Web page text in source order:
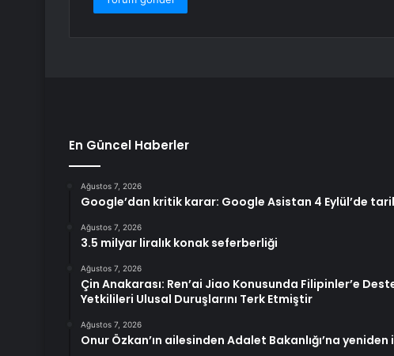
En Güncel Haberler
Ağustos 7, 2026
Google’dan kritik karar: Google Asistan 4 Eylül’de
Ağustos 7, 2026
3.5 milyar liralık konak seferberliği
Ağustos 7, 2026
Çin Anakarası: Ren’ai Jiao Konusunda Filipinler’e
Yetkilileri Ulusal Duruşlarını Terk Etmiştir
Ağustos 7, 2026
Onur Özkan’ın ailesinden Adalet Bakanlığı’na